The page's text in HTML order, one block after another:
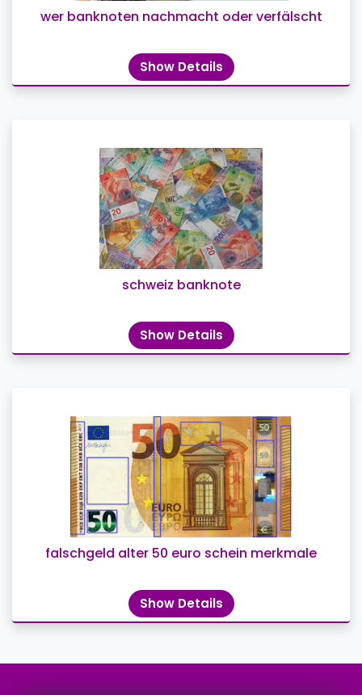
wer banknoten nachmacht oder verfälscht
Show Details
schweiz banknote
Show Details
falschgeld alter 50 euro schein merkmale
Show Details